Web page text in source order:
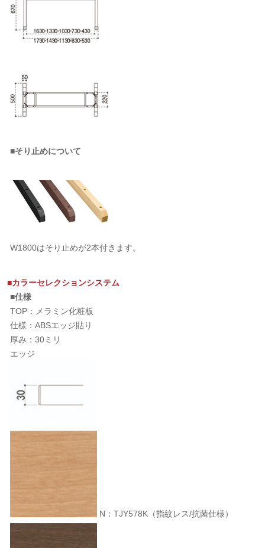
■そり止めについて
W1800はそり止めが2本付きます。
■カラーセレクションシステム
■仕様
TOP：メラミン化粧板
仕様：ABSエッジ貼り
厚み：30ミリ
エッジ
N：TJY578K（指紋レス/抗菌仕様）